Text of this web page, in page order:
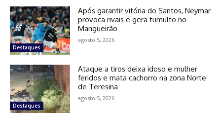
Destaques
Após garantir vitória do Santos, Neymar
provoca rivais e gera tumulto no
Mangueirão
agosto 5, 2026
Destaques
Ataque a tiros deixa idoso e mulher
feridos e mata cachorro na zona Norte
de Teresina
agosto 5, 2026